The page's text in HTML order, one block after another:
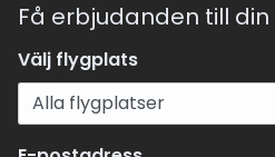
Få erbjudanden till din
Välj flygplats